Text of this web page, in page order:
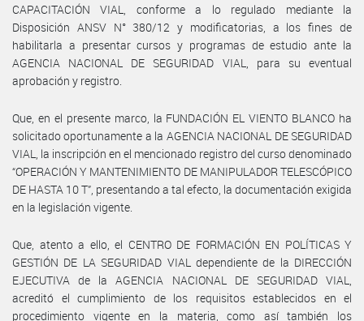
CAPACITACIÓN VIAL, conforme a lo regulado mediante la
Disposición ANSV N° 380/12 y modificatorias, a los fines de
habilitarla a presentar cursos y programas de estudio ante la
AGENCIA NACIONAL DE SEGURIDAD VIAL, para su eventual
aprobación y registro.
Que, en el presente marco, la FUNDACIÓN EL VIENTO BLANCO ha
solicitado oportunamente a la AGENCIA NACIONAL DE SEGURIDAD
VIAL, la inscripción en el mencionado registro del curso denominado
“OPERACIÓN Y MANTENIMIENTO DE MANIPULADOR TELESCÓPICO
DE HASTA 10 T”, presentando a tal efecto, la documentación exigida
en la legislación vigente.
Que, atento a ello, el CENTRO DE FORMACIÓN EN POLÍTICAS Y
GESTIÓN DE LA SEGURIDAD VIAL dependiente de la DIRECCIÓN
EJECUTIVA de la AGENCIA NACIONAL DE SEGURIDAD VIAL,
acreditó el cumplimiento de los requisitos establecidos en el
procedimiento vigente en la materia, como así también los